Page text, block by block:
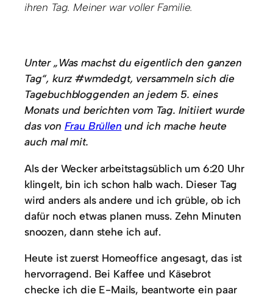
ihren Tag. Meiner war voller Familie.
Unter „Was machst du eigentlich den ganzen
Tag“, kurz #wmdedgt, versammeln sich die
Tagebuchbloggenden an jedem 5. eines
Monats und berichten vom Tag. Initiiert wurde
das von Frau Brüllen und ich mache heute
auch mal mit.
Als der Wecker arbeitstagsüblich um 6:20 Uhr
klingelt, bin ich schon halb wach. Dieser Tag
wird anders als andere und ich grüble, ob ich
dafür noch etwas planen muss. Zehn Minuten
snoozen, dann stehe ich auf.
Heute ist zuerst Homeoffice angesagt, das ist
hervorragend. Bei Kaffee und Käsebrot
checke ich die E-Mails, beantworte ein paar